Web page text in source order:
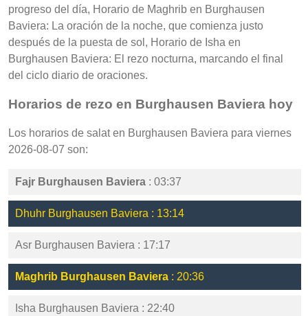
progreso del día, Horario de Maghrib en Burghausen
Baviera: La oración de la noche, que comienza justo
después de la puesta de sol, Horario de Isha en
Burghausen Baviera: El rezo nocturna, marcando el final
del ciclo diario de oraciones.
Horarios de rezo en Burghausen Baviera hoy
Los horarios de salat en Burghausen Baviera para viernes
2026-08-07 son:
Fajr Burghausen Baviera : 03:37
Dhuhr Burghausen Baviera : 13:14
Asr Burghausen Baviera : 17:17
Maghrib Burghausen Baviera : 20:36
Isha Burghausen Baviera : 22:40